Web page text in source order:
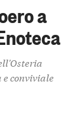
a
conviviale